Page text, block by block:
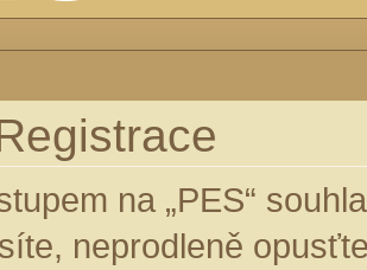
na „PES“
neprodleně